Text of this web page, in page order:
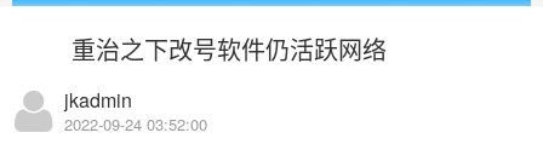
重治之下改号软件仍活跃网络
jkadmin
2022-09-24 03:52:00